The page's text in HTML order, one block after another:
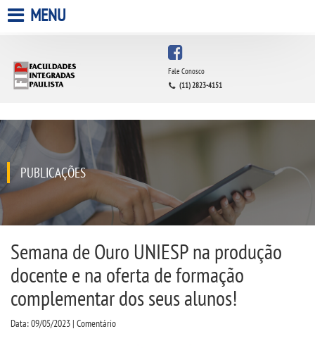
A FACULDADE
QUEM SOMOS
INFRAESTRUTURA
BIBLIOTECA
CPA
CPSA
MENU
Fale Conosco
(11) 2823-4151
PUBLICAÇÕES
Semana de Ouro UNIESP na produção
docente e na oferta de formação
complementar dos seus alunos!
Data: 09/05/2023 | Comentário